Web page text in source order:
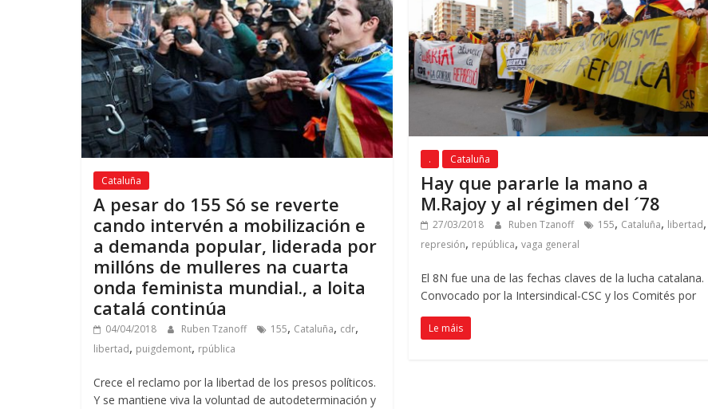
Cataluña
A pesar do 155 Só se reverte
cando intervén a mobilización e
a demanda popular, liderada por
millóns de mulleres na cuarta
onda feminista mundial., a loita
catalá continúa
04/04/2018 Ruben Tzanoff 155, Cataluña, cdr,
libertad, puigdemont, rpública
Crece el reclamo por la libertad de los presos políticos.
Y se mantiene viva la voluntad de autodeterminación y
. Cataluña
Hay que pararle la mano a
M.Rajoy y al régimen del ´78
27/03/2018 Ruben Tzanoff 155, Cataluña, libertad,
represión, república,vaga general
El 8N fue una de las fechas claves de la lucha catalana.
Convocado por la Intersindical-CSC y los Comités por
Le máis